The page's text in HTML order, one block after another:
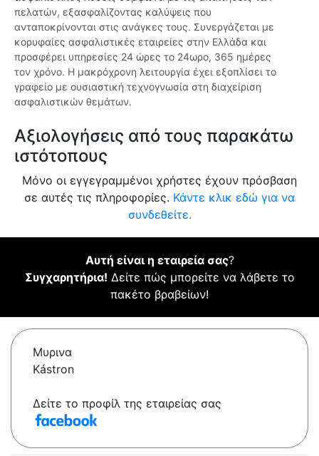
πελατών, εξασφαλίζοντας καλύψεις που
ανταποκρίνονται στις ανάγκες τους. Συνεργάζεται με
κορυφαίες ασφαλιστικές εταιρείες στην Ελλάδα και
προσφέρει υπηρεσίες 24 ώρες το 24ωρο, 365 ημέρες
τον χρόνο. Η μακρόχρονη λειτουργία έχει εξοπλίσει το
γραφείο με ουσιαστική τεχνογνωσία στη διαχείριση
ασφαλιστικών θεμάτων.
Αξιολογήσεις από τους παρακάτω
ιστότοπους
Μόνο οι εγγεγραμμένοι χρήστες έχουν πρόσβαση
σε αυτές τις πληροφορίες. Κάντε κλικ εδώ για να
συνδεθείτε.
Αυτή είναι η εταιρεία σας?
Συγχαρητήρια! Δείτε πώς μπορείτε να λάβετε το
πακέτο βραβείων!
Μυρινα
Kástron
Δείτε το προφίλ της εταιρείας σας